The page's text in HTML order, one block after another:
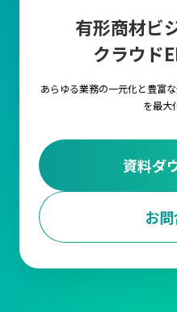
有形商材ビ
クラウド
あらゆる業務の一元化と豊富
を最大
資料ダ
お